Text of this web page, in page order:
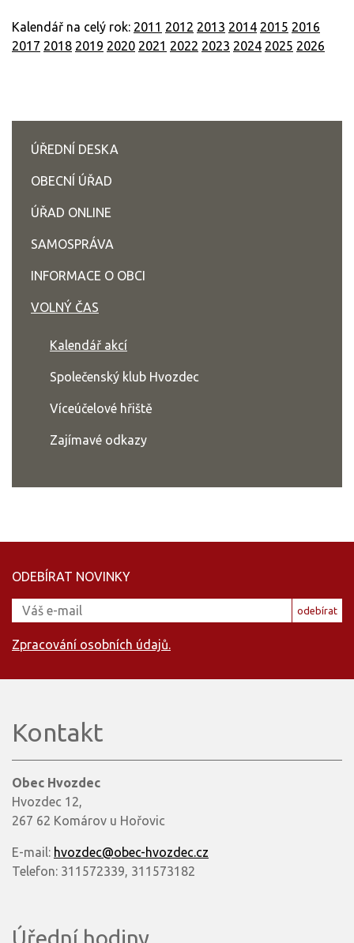
Kalendář na celý rok: 2011 2012 2013 2014 2015 2016
2017 2018 2019 2020 2021 2022 2023 2024 2025 2026
ÚŘEDNÍ DESKA
OBECNÍ ÚŘAD
ÚŘAD ONLINE
SAMOSPRÁVA
INFORMACE O OBCI
VOLNÝ ČAS
Kalendář akcí
Společenský klub Hvozdec
Víceúčelové hřiště
Zajímavé odkazy
ODEBÍRAT NOVINKY
odebírat
Zpracování osobních údajů.
Kontakt
Obec Hvozdec
Hvozdec 12,
267 62 Komárov u Hořovic
E-mail: hvozdec@obec-hvozdec.cz
Telefon: 311572339, 311573182
Úřední hodiny